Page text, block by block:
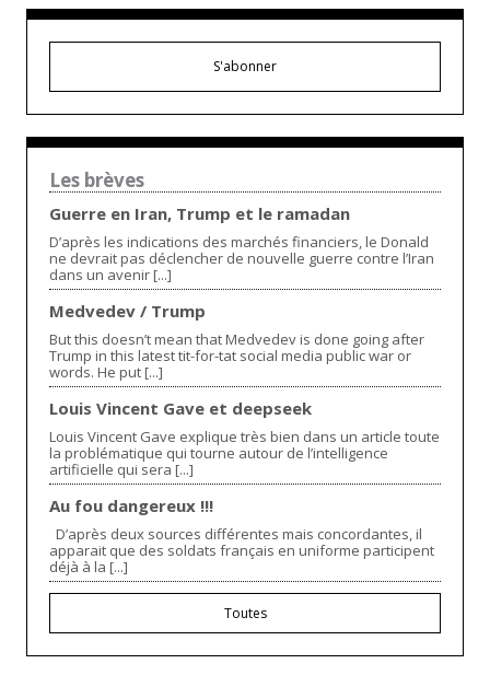
S'abonner
Les brèves
Guerre en Iran, Trump et le ramadan
D’après les indications des marchés financiers, le Donald
ne devrait pas déclencher de nouvelle guerre contre l’Iran
dans un avenir [...]
Medvedev / Trump
But this doesn’t mean that Medvedev is done going after
Trump in this latest tit-for-tat social media public war or
words. He put [...]
Louis Vincent Gave et deepseek
Louis Vincent Gave explique très bien dans un article toute
la problématique qui tourne autour de l’intelligence
artificielle qui sera [...]
Au fou dangereux !!!
D’après deux sources différentes mais concordantes, il
apparait que des soldats français en uniforme participent
déjà à la [...]
Toutes